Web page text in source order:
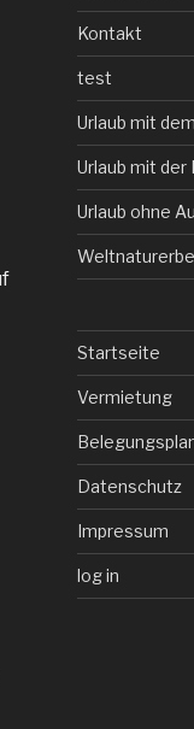
Kontakt
test
Urlaub mit
Urlaub mit der
Urlaub ohne
Startseite
Vermietung
Datenschutz
Impressum
log in